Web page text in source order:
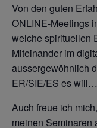
Von den guten
ONLINE-Meetings
welche spirituellen
Miteinander im
aussergewöhnlich
ER/SIE/ES es will…
Auch freue ich
meinen Seminaren